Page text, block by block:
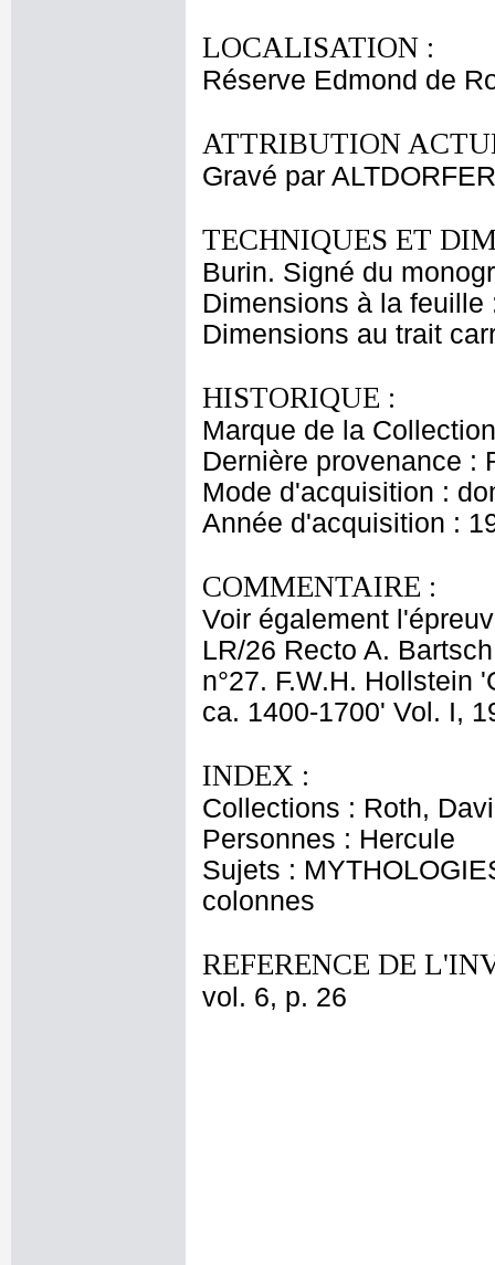
LOCALISATION :
Réserve Edmond de
ATTRIBUTION
Gravé par
TECHNIQUES ET
Burin. Signé du
Dimensions à la
Dimensions au trait
HISTORIQUE :
Marque de la
Dernière provenance :
Mode d'acquisition :
Année d'acquisition :
COMMENTAIRE :
Voir également
LR/26 Recto A.
n°27. F.W.H. Hollstein
ca. 1400-1700' Vol. I,
INDEX :
Collections : Roth,
Personnes : Hercule
Sujets :
colonnes
REFERENCE DE
vol. 6, p. 26